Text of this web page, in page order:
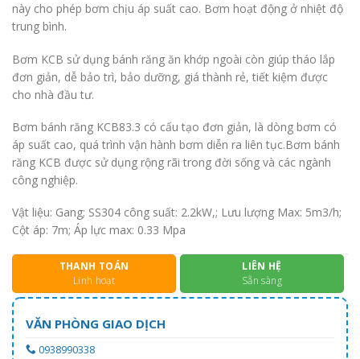
này cho phép bơm chịu áp suất cao. Bơm hoạt động ở nhiệt độ
trung bình.
Bơm KCB sử dụng bánh răng ăn khớp ngoài còn giúp tháo lắp
đơn giản, dễ bảo trì, bảo dưỡng, giá thành rẻ, tiết kiệm được
cho nhà đầu tư.
Bơm bánh răng KCB83.3 có cấu tạo đơn giản, là dòng bơm có
áp suất cao, quá trình vận hành bơm diễn ra liên tục.Bơm bánh
răng KCB được sử dụng rộng rãi trong đời sống và các ngành
công nghiệp.
Vật liệu: Gang; SS304 công suất: 2.2kW,; Lưu lượng Max: 5m3/h;
Cột áp: 7m; Áp lực max: 0.33 Mpa
THANH TOÁN
Linh hoạt
LIÊN HỆ
Sẵn sàng
VĂN PHÒNG GIAO DỊCH
0938990338